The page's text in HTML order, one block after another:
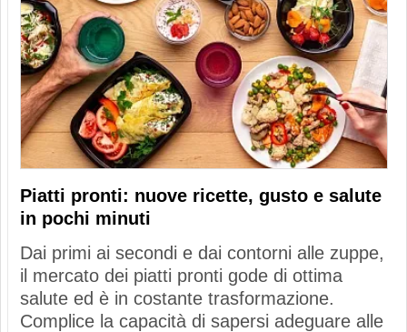
Piatti pronti: nuove ricette, gusto e salute
in pochi minuti
Dai primi ai secondi e dai contorni alle zuppe,
il mercato dei piatti pronti gode di ottima
salute ed è in costante trasformazione.
Complice la capacità di sapersi adeguare alle